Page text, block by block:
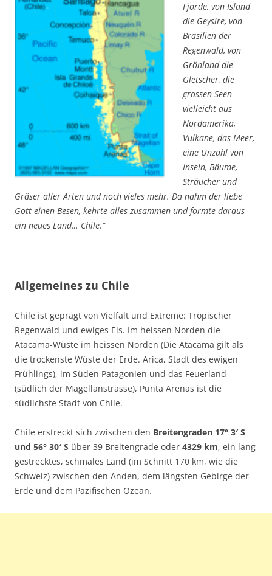
Fjorde, von Island
die Geysire, von
Brasilien der
Regenwald, von
Grönland die
Gletscher, die
grossen Seen
vielleicht aus
Nordamerika,
Vulkane, das Meer,
eine Unzahl von
Inseln, Bäume,
Sträucher und
Gräser aller Arten und noch vieles mehr. Da nahm der liebe
Gott einen Besen, kehrte alles zusammen und formte daraus
ein neues Land… Chile.“
Allgemeines zu Chile
Chile ist geprägt von Vielfalt und Extreme: Tropischer
Regenwald und ewiges Eis. Im heissen Norden die
Atacama-Wüste im heissen Norden (Die Atacama gilt als
die trockenste Wüste der Erde. Arica, Stadt des ewigen
Frühlings), im Süden Patagonien und das Feuerland
(südlich der Magellanstrasse), Punta Arenas ist die
südlichste Stadt von Chile.
Chile erstreckt sich zwischen den Breitengraden 17° 3′ S
und 56° 30′ S über 39 Breitengrade oder 4329 km, ein lang
gestrecktes, schmales Land (im Schnitt 170 km, wie die
Schweiz) zwischen den Anden, dem längsten Gebirge der
Erde und dem Pazifischen Ozean.